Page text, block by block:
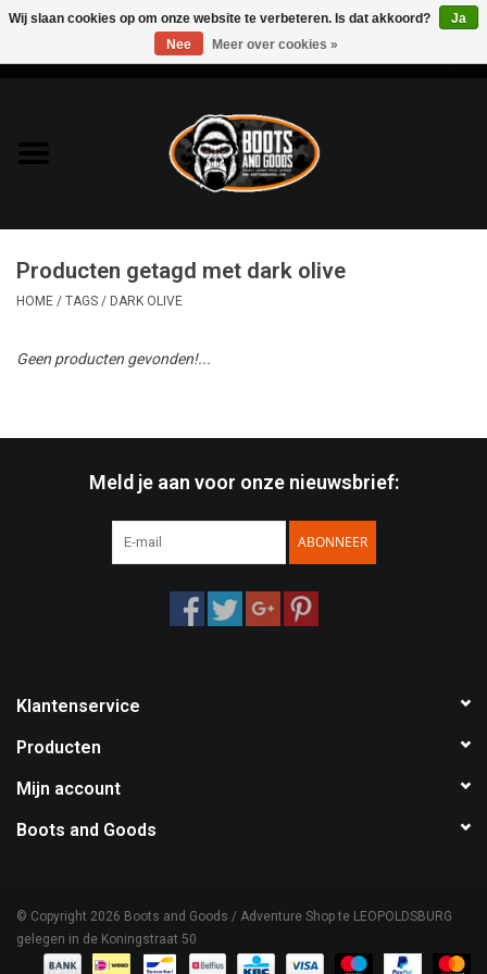
Bags & Packs
Bescherming
Boots and Goods Blog !
Producten getagd met dark olive
HOME / TAGS / DARK OLIVE
Geen producten gevonden!...
Meld je aan voor onze nieuwsbrief:
ABONNEER
Klantenservice
Producten
Mijn account
Boots and Goods
© Copyright 2026 Boots and Goods / Adventure Shop te LEOPOLDSBURG
gelegen in de Koningstraat 50
Wij slaan cookies op om onze website te verbeteren. Is dat akkoord?
Ja
Nee
Meer over cookies »